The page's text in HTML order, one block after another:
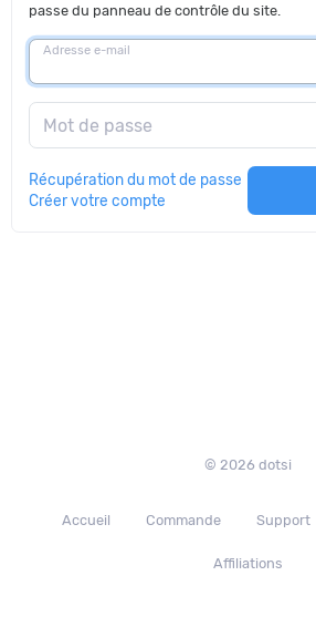
passe du panneau de contrôle du site.
Adresse e-mail
Mot de passe
Récupération du mot de passe
Créer votre compte
© 2026 dotsi
Accueil Commande Support
Affiliations